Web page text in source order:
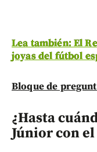
Lea también: El
joyas del fútbol
Bloque de
¿Hasta
Júnior con